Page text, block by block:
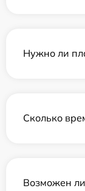
Нужно ли
Сколько
Возможен